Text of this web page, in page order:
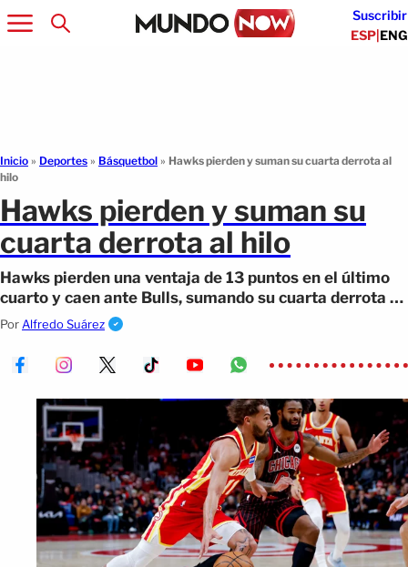
Suscribir
ESP|ENG
Inicio » Deportes » Básquetbol » Hawks pierden y suman su cuarta derrota al
hilo
Hawks pierden y suman su
cuarta derrota al hilo
Hawks pierden una ventaja de 13 puntos en el último
cuarto y caen ante Bulls, sumando su cuarta derrota al
hilo en la NBA.
Por Alfredo Suárez